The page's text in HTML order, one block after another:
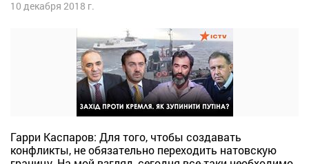
10 декабря 2018 г.
Гарри Каспаров: Для того, чтобы создавать
конфликты, не обязательно переходить натовскую